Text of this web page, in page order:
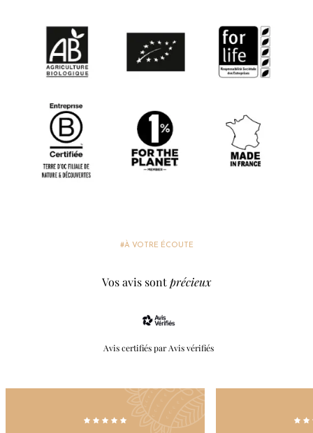
#À VOTRE ÉCOUTE
Vos avis sontprécieux
Avis certifiés par Avis vérifiés